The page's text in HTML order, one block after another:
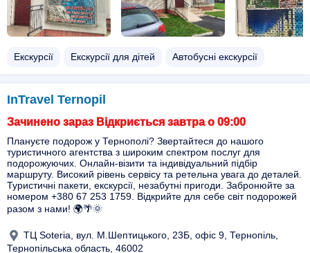
Екскурсії Екскурсії для дітей Автобусні екскурсії
InTravel Ternopil
Зачинено зараз Відкриється завтра о 09:00
Плануєте подорож у Тернополі? Звертайтеся до нашого
туристичного агентства з широким спектром послуг для
подорожуючих. Онлайн-візити та індивідуальний підбір
маршруту. Високий рівень сервісу та ретельна увага до деталей.
Туристичні пакети, екскурсії, незабутні пригоди. Забронюйте за
номером +380 67 253 1759. Відкрийте для себе світ подорожей
разом з нами! 🌍🌴🌞
ТЦ Soteria, вул. М.Шептицького, 23Б, офіс 9, Тернопіль,
Тернопільська область, 46002